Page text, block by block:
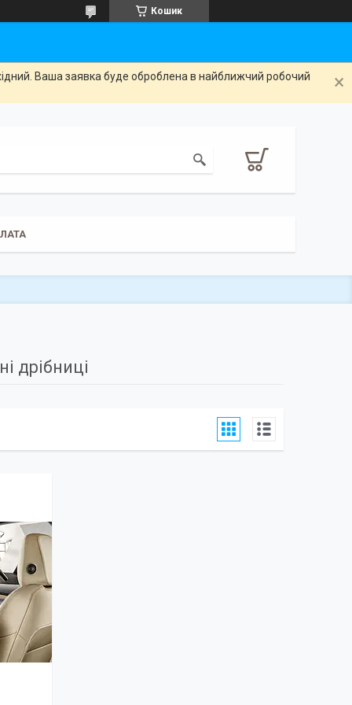
Кошик
Ваша заявка буде оброблена в найближчий робочий
дрібниці